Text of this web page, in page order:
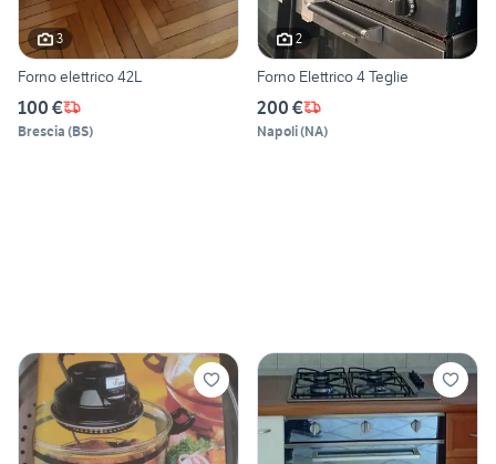
3
Forno elettrico 42L
100 €
Brescia (BS)
2
Forno Elettrico 4 Teglie
200 €
Napoli(NA)